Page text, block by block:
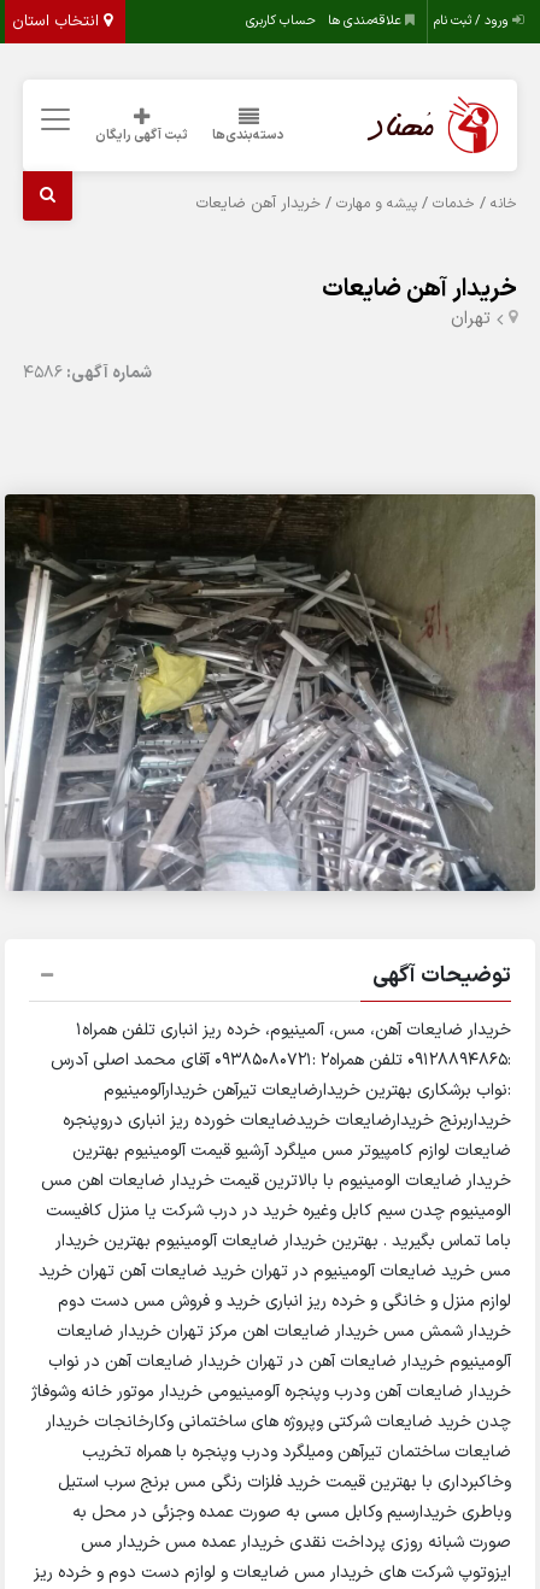
انتخاب استان ورود / ثبت نام علاقه‌مندی ها حساب کاربری
دسته‌بندی‌ها ثبت آگهی رایگان
خانه / خدمات /پیشه و مهارت / خریدار آهن ضایعات
خریدار آهن ضایعات
تهران
شماره آگهی:4586
توضیحات آگهی
خریدار ضایعات آهن، مس، آلمینیوم، خرده ریز انباری تلفن همراه1
:09128894865 تلفن همراه2 :09385080721 آقای محمد اصلی آدرس
:نواب برشکاری بهترین خریدارضایعات تیرآهن خریدارآلومینیوم
خریداربرنج خریدارضایعات خریدضایعات خورده ریز انباری دروپنجره
ضایعات لوازم کامپیوتر مس میلگرد آرشیو قیمت آلومینیوم بهترين
خريدار ضايعات الومينيوم با بالاترين قيمت خريدار ضايعات اهن مس
الومينيوم چدن سيم كابل وغيره خريد در درب شركت يا منزل كافيست
باما تماس بگيريد . بهترین خریدار ضایعات آلومینیوم بهترین خریدار
مس خرید ضایعات آلومینیوم در تهران خرید ضایعات آهن تهران خرید
لوازم منزل و خانگی و خرده ریز انباری خرید و فروش مس دست دوم
خریدار شمش مس خریدار ضایعات اهن مرکز تهران خریدار ضایعات
آلومینیوم خریدار ضایعات آهن در تهران خریدار ضایعات آهن در نواب
خریدار ضایعات آهن ودرب وپنجره آلومینیومی خریدار موتور خانه وشوفاژ
چدن خرید ضایعات شرکتی وپروژه های ساختمانی وکارخانجات خریدار
ضایعات ساختمان تیرآهن ومیلگرد ودرب وپنجره با همراه تخریب
وخاکبرداری با بهترین قیمت خرید فلزات رنگی مس برنج سرب استیل
وباطری خریدارسیم وکابل مسی به صورت عمده وجزئی در محل به
صورت شبانه روزی پرداخت نقدی خریدار عمده مس خریدار مس
ایزوتوپ شرکت های خریدار مس ضایعات و لوازم دست دوم و خرده ریز